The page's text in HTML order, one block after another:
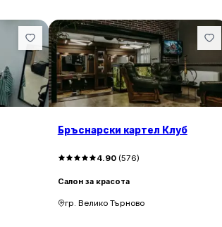
Бръснарски картел Клуб
4.90(576)
Салон за красота
гр. Велико Търново